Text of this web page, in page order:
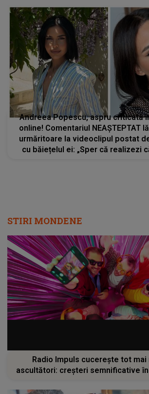
Andreea Popescu, aspru criticată
online! Comentariul NEAȘTEPTAT
urmăritoare la videoclipul postat
cu băiețelul ei: „Sper că realizezi
STIRI MONDENE
Radio Impuls cucerește tot mai
ascultători: creșteri semnificative